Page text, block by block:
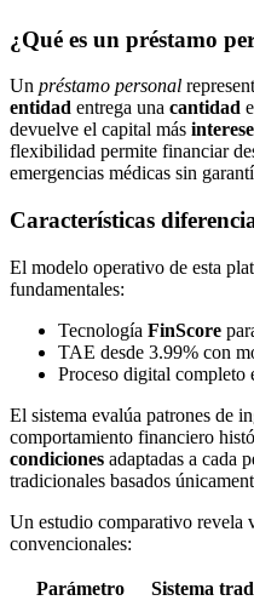
¿Qué es un préstamo
Un préstamo personal
entidad entrega una cantidad
devuelve el capital más
flexibilidad permite financiar
emergencias médicas sin
Características
El modelo operativo de esta
fundamentales:
Tecnología FinScore
TAE desde 3.99% con
Proceso digital completo
El sistema evalúa patrones de
comportamiento financiero
condiciones adaptadas a cada
tradicionales basados
Un estudio comparativo revela
convencionales:
Parámetro Sistema